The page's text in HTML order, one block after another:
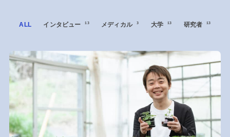
ALL インタビュー 13 メディカル 3 大学 13 研究者 13